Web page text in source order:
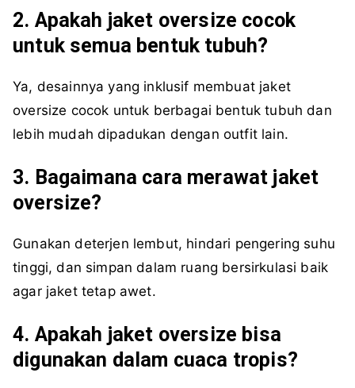
2. Apakah jaket oversize cocok
untuk semua bentuk tubuh?
Ya, desainnya yang inklusif membuat jaket
oversize cocok untuk berbagai bentuk tubuh dan
lebih mudah dipadukan dengan outfit lain.
3. Bagaimana cara merawat jaket
oversize?
Gunakan deterjen lembut, hindari pengering suhu
tinggi, dan simpan dalam ruang bersirkulasi baik
agar jaket tetap awet.
4. Apakah jaket oversize bisa
digunakan dalam cuaca tropis?